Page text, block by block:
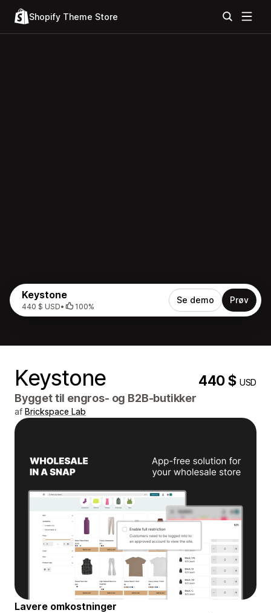
Shopify Theme Store
Keystone
440 $ USD• 100%
Se demo Prøv
Keystone 440 $USD
Bygget til engros- og B2B-butikker
af Brickspace Lab
Lavere omkostninger